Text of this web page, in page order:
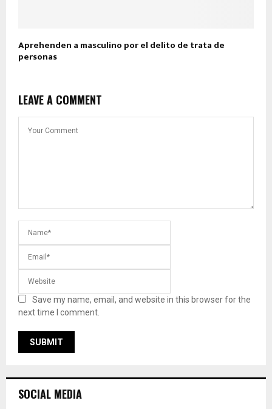
Aprehenden a masculino por el delito de trata de
personas
LEAVE A COMMENT
Save my name, email, and website in this browser for the
next time I comment.
SOCIAL MEDIA